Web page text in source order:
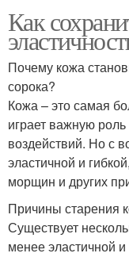
Как
Почему кожа
сорока?
Кожа – это самая
играет важную
воздействий. Но с
эластичной и
морщин и других
Причины старения
Существует
менее эластичной